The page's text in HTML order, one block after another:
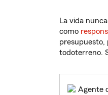
La vida
como
presupuesto,
todoterreno.